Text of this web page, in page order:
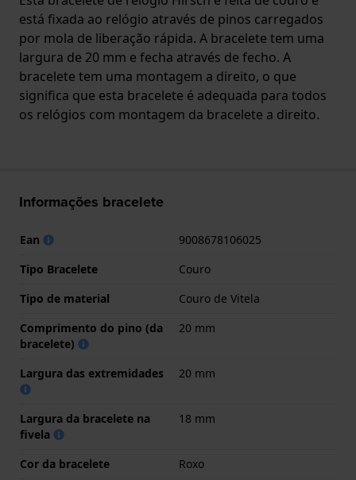
está fixada ao relógio através de pinos carregados
por mola de liberação rápida. A bracelete tem uma
largura de 20 mm e fecha através de fecho. A
bracelete tem uma montagem a direito, o que
significa que esta bracelete é adequada para todos
os relógios com montagem da bracelete a direito.
Informações bracelete
Ean
9008678106025
Tipo Bracelete
Couro
Tipo de material
Couro de Vitela
Comprimento do pino (da
bracelete)
20 mm
Largura das extremidades 20 mm
Largura da bracelete na
fivela
18 mm
Cor da bracelete Roxo